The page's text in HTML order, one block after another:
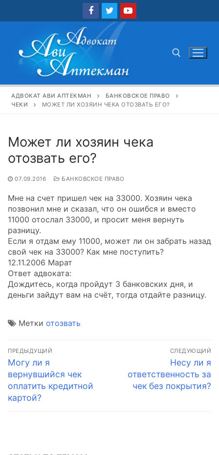
Найти:
АДВОКАТ АВИ АПТЕКМАН
БАНКОВСКОЕ ПРАВО
ЧЕКИ
МОЖЕТ ЛИ ХОЗЯИН ЧЕКА ОТОЗВАТЬ ЕГО?
Может ли хозяин чека
отозвать его?
07.09.2016 БАНКОВСКОЕ ПРАВО
Мне на счет пришел чек на 33000. Хозяин чека
позвонил мне и сказал, что он ошибся и вместо
11000 отослал 33000, и просит меня вернуть
разницу.
Если я отдам ему 11000, может ли он забрать назад
свой чек на 33000? Как мне поступить?
12.11.2006 Марат
Ответ адвоката:
Дождитесь, когда пройдут 3 банковских дня, и
деньги зайдут вам на счёт, тогда отдайте разницу.
Метки отозвать
Навигация
по
записям
ПРЕДЫДУЩИЙ
Предыдущая
запись:
Могу ли я
вернувшийся чек
оплатить кредитной
картой?
СЛЕДУЮЩИЙ
Следующая
запись:
Несу ли я
ответственность за
чек без покрытия?